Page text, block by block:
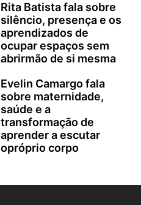
Rita Batista fala sobre
silêncio, presença e os
aprendizados de
ocupar espaços sem
abrirmão de si mesma
Evelin Camargo fala
sobre maternidade,
saúde e a
transformação de
aprender a escutar
opróprio corpo